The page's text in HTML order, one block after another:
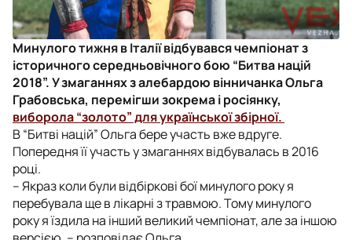
Минулого тижня в Італії відбувався чемпіонат з
історичного середньовічного бою “Битва націй
2018”. У змаганнях з алебардою вінничанка Ольга
Грабовська, перемігши зокрема і росіянку,
виборола “золото” для української збірної.
В “Битві націй” Ольга бере участь вже вдруге.
Попередня її участь у змаганнях відбувалась в 2016
році.
– Якраз коли були відбіркові бої минулого року я
перебувала ще в лікарні з травмою. Тому минулого
року я їздила на інший великий чемпіонат, але за іншою